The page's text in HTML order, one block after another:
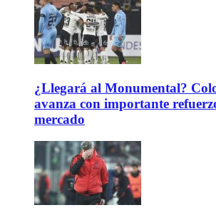
¿Llegará al Monumental?
avanza con importante
mercado